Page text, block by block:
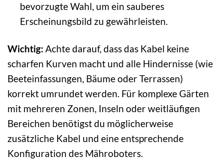
bevorzugte Wahl, um ein sauberes
Erscheinungsbild zu gewährleisten.
Wichtig: Achte darauf, dass das Kabel keine
scharfen Kurven macht und alle Hindernisse (wie
Beeteinfassungen, Bäume oder Terrassen)
korrekt umrundet werden. Für komplexe Gärten
mit mehreren Zonen, Inseln oder weitläufigen
Bereichen benötigst du möglicherweise
zusätzliche Kabel und eine entsprechende
Konfiguration des Mähroboters.